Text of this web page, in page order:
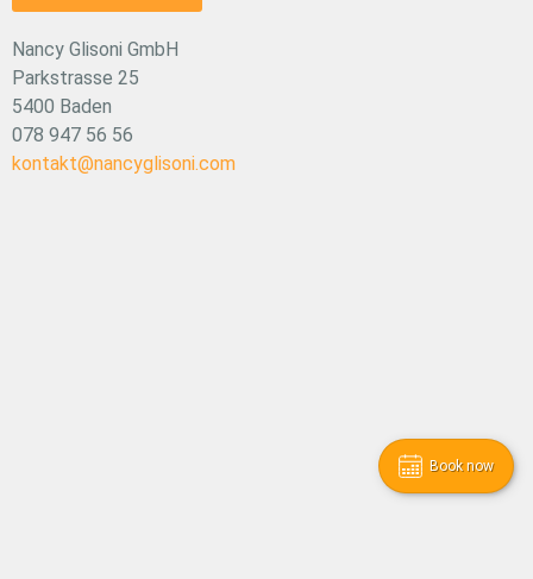
Nancy Glisoni GmbH
Parkstrasse 25
5400 Baden
078 947 56 56
kontakt@nancyglisoni.com
Book now